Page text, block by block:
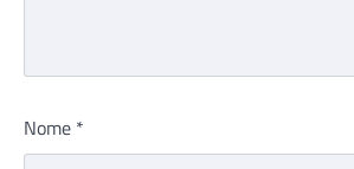
Nome *